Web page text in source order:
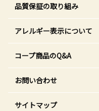
品質保証の取り組み
アレルギー表示について
コープ商品のQ&A
お問い合わせ
サイトマップ